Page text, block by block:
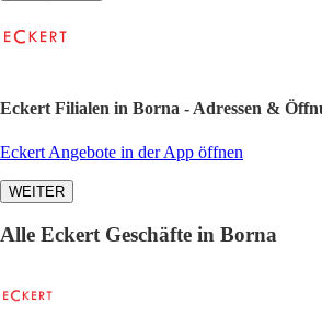
Eckert Filialen in Borna - Adressen &
Eckert Angebote in der App öffnen
WEITER
Alle Eckert Geschäfte in Borna